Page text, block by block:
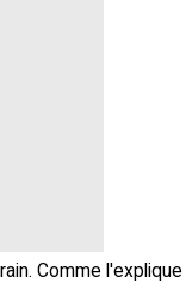
Comme l'explique